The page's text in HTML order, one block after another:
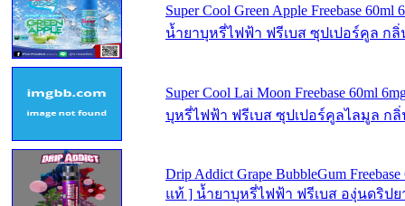
Super Cool Green Apple Freebase 60ml
น้ำยาบุหรี่ไฟฟ้า ฟรีเบส ซุปเปอร์คูล กลิ่
Super Cool Lai Moon Freebase 60ml
บุหรี่ไฟฟ้า ฟรีเบส ซุปเปอร์คูลไลมูล ก
Drip Addict Grape BubbleGum
แท้ ] น้ำยาบุหรี่ไฟฟ้า ฟรีเบส องุ่นดริป